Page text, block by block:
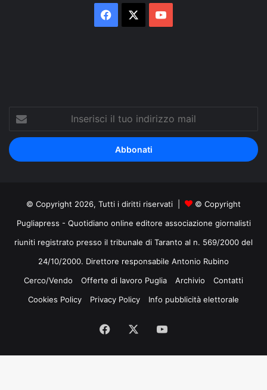
Facebook
Inserisci
tuo
indirizzo
mail
© Copyright 2026, Tutti i diritti riservati |
© Copyright
Pugliapress - Quotidiano online editore associazione giornalisti
riuniti registrato presso il tribunale di Taranto al n. 569/2000 del
24/10/2000. Direttore responsabile Antonio Rubino
Cerco/Vendo
Offerte di lavoro Puglia Archivio
Contatti
Cookies Policy
Privacy Policy Info pubblicità elettorale
Facebook
Tube